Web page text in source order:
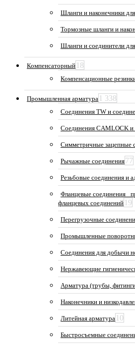
Шланги и наконечники
Тормозные шланги и
Шланги и соединители
Компенсаторный 18
Компенсационные
Промышленная арматура 1 338
Соединения TW и
Соединения CAMLOCK и
Симметричные зацепные
Рычажные соединения77
Резьбовые соединения и
Фланцевые соединения_
фланцевых соединений 19
Перегрузочные
Промышленные
Соединения для добычи
Нержавеющие
Арматура (трубы,
Наконечники и
Литейная арматура 10
Быстросъемные